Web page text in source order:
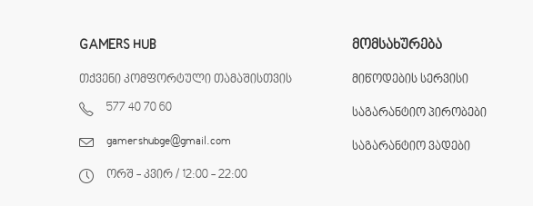
GAMERS HUB
თქვენი კომფორტული თამაშისთვის
577 40 70 60
gamershubge@gmail.com
ორშ - კვირ / 12:00 - 22:00
ᲛᲝᲛᲡᲐᲮᲣᲠᲔᲑᲐ
მიწოდების სერვისი
საგარანტიო პირობები
საგარანტიო ვადები